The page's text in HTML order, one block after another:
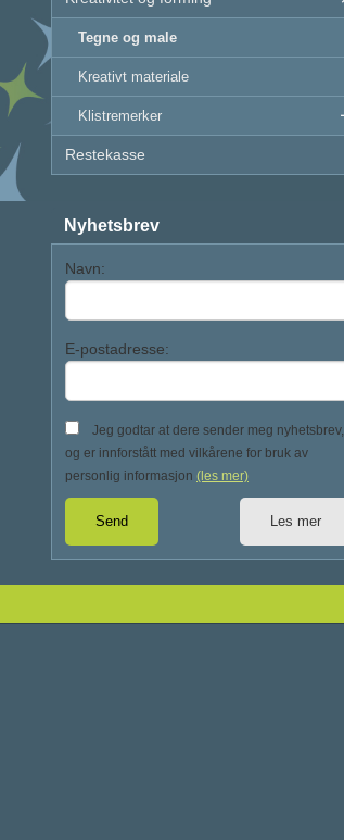
Tegne og male
Kreativt materiale
Klistremerker
Restekasse
Nyhetsbrev
Navn:
E-postadresse:
Jeg godtar at dere sender meg nyhetsbrev,
og er innforstått med vilkårene for bruk av
personlig informasjon (les mer)
Les mer